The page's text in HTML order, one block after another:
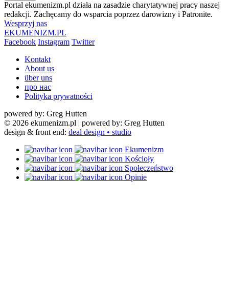
Portal ekumenizm.pl działa na zasadzie charytatywnej pracy naszej
redakcji. Zachęcamy do wsparcia poprzez darowizny i Patronite.
Wesprzyj nas
EKUMENIZM.PL
Facebook Instagram Twitter
Kontakt
About us
über uns
про нас
Polityka prywatności
powered by: Greg Hutten
© 2026 ekumenizm.pl | powered by: Greg Hutten
design & front end: deal design • studio
Ekumenizm
Kościoły
Społeczeństwo
Opinie